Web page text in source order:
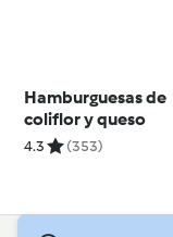
Hamburguesas de
coliflor y queso
4.3 (353)